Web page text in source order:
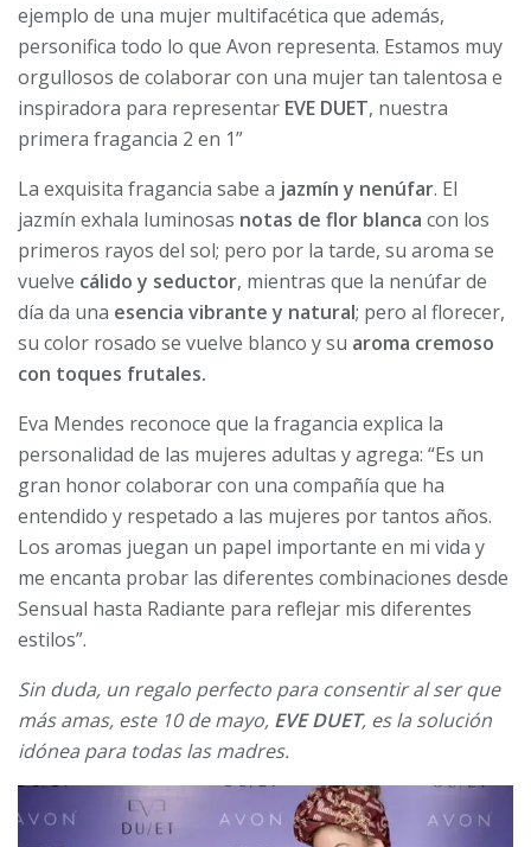
ejemplo de una mujer multifacética que además,
personifica todo lo que Avon representa. Estamos muy
orgullosos de colaborar con una mujer tan talentosa e
inspiradora para representar EVE DUET, nuestra
primera fragancia 2 en 1”
La exquisita fragancia sabe a jazmín y nenúfar. El
jazmín exhala luminosas notas de flor blanca con los
primeros rayos del sol; pero por la tarde, su aroma se
vuelve cálido y seductor, mientras que la nenúfar de
día da una esencia vibrante y natural; pero al florecer,
su color rosado se vuelve blanco y su aroma cremoso
con toques frutales.
Eva Mendes reconoce que la fragancia explica la
personalidad de las mujeres adultas y agrega: “Es un
gran honor colaborar con una compañía que ha
entendido y respetado a las mujeres por tantos años.
Los aromas juegan un papel importante en mi vida y
me encanta probar las diferentes combinaciones desde
Sensual hasta Radiante para reflejar mis diferentes
estilos”.
Sin duda, un regalo perfecto para consentir al ser que
más amas, este 10 de mayo, EVE DUET, es la solución
idónea para todas las madres.